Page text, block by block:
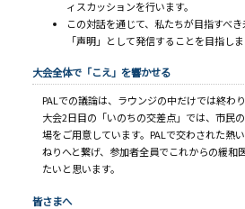
ィスカッションを行います。
この対話を通じて、私たちが目指すべ
「声明」として発信することを目指しま
大会全体で「こえ」を響かせる
PALでの議論は、ラウンジの中だけでは終わり
大会2日目の「いのちの交差点」では、市民
場をご用意しています。PALで交わされた熱
ねりへと繋げ、参加者全員でこれからの緩和
たいと思います。
皆さまへ